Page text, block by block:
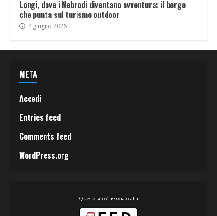
Longi, dove i Nebrodi diventano avventura: il borgo
che punta sul turismo outdoor
4 giugno 2026
META
Accedi
Entries feed
Comments feed
WordPress.org
Questo sito è associato alla